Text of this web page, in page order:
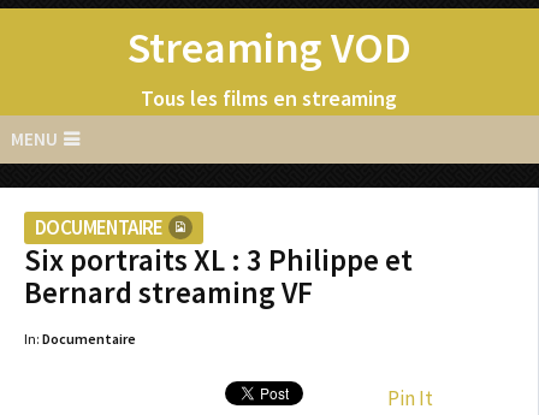
Streaming VOD
Tous les films en streaming
MENU
DOCUMENTAIRE
Six portraits XL : 3 Philippe et
Bernard streaming VF
In: Documentaire
Pin It